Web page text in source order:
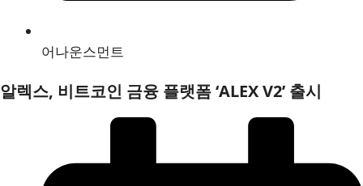
어나운스먼트
알렉스, 비트코인 금융 플랫폼 ‘ALEX V2’ 출시